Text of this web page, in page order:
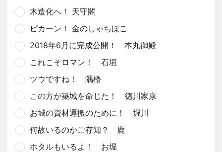
木造化へ！ 天守閣
ピカーン！ 金のしゃちほこ
2018年6月に完成公開！ 本丸御殿
これこそロマン！ 石垣
ツウですね！ 隅櫓
この方が築城を命じた！ 徳川家康
お城の資材運搬のために！ 堀川
何故いるのかご存知？ 鹿
ホタルもいるよ！ お堀